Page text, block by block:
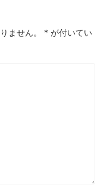
ません。 * が付いてい